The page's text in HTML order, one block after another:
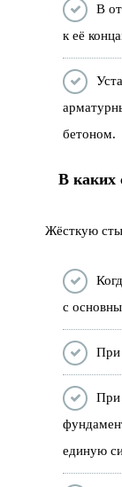
В
к её
бетоном.
В каких
Жёсткую
с
При
При
единую